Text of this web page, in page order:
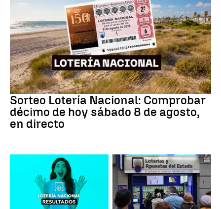
Lotería Nacional
Sorteo Lotería Nacional: Comprobar
décimo de hoy sábado 8 de agosto,
en directo
Lotería Nacional de España Loterías